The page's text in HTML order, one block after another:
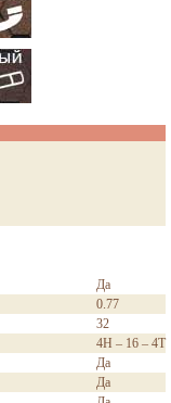
Да
0.77
32
4H – 16 – 4T
Да
Да